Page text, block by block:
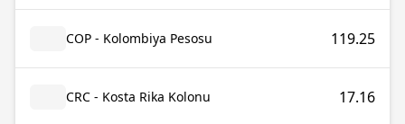
COP - Kolombiya Pesosu 119.25
CRC - Kosta Rika Kolonu 17.16